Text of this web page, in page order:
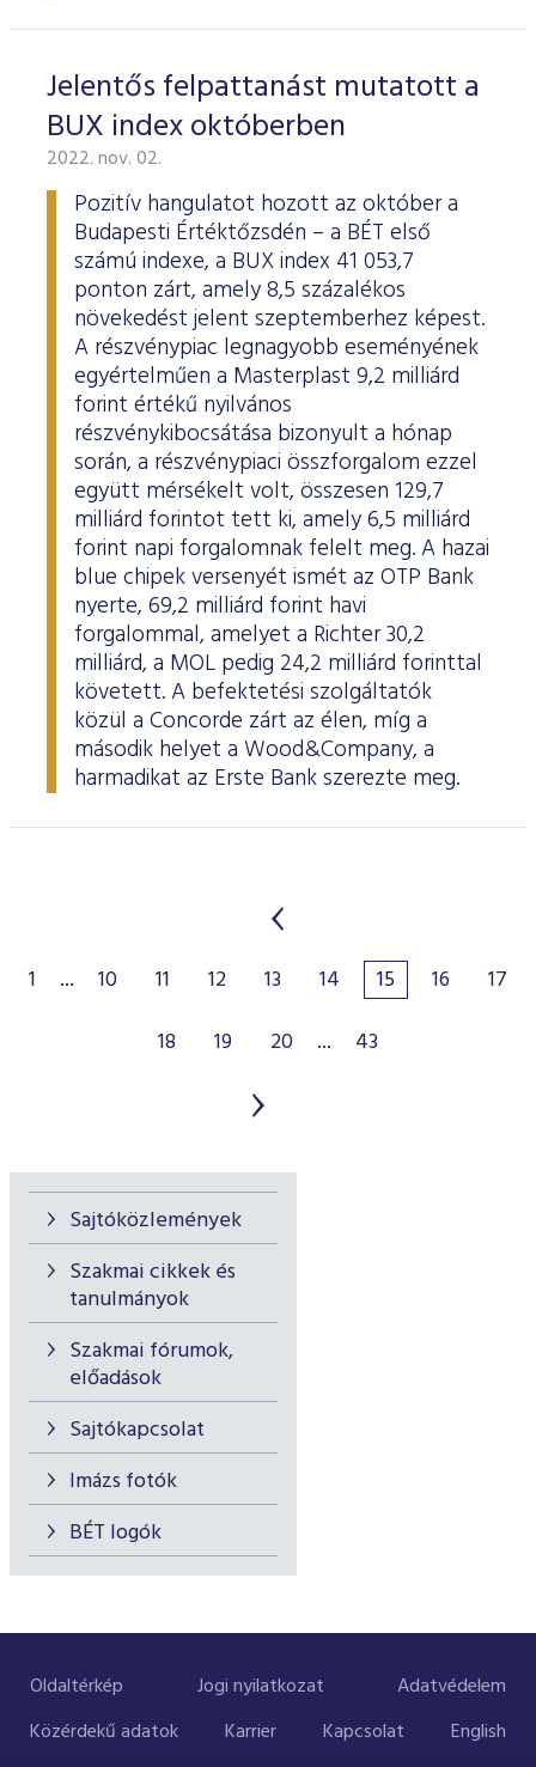
Sajtóközlemények
Szakmai cikkek és
tanulmányok
Szakmai fórumok,
előadások
Sajtókapcsolat
Imázs fotók
BÉT logók
Jelentős felpattanást mutatott a
BUX index októberben
2022. nov. 02.
Pozitív hangulatot hozott az október a
Budapesti Értéktőzsdén – a BÉT első
számú indexe, a BUX index 41 053,7
ponton zárt, amely 8,5 százalékos
növekedést jelent szeptemberhez képest.
A részvénypiac legnagyobb eseményének
egyértelműen a Masterplast 9,2 milliárd
forint értékű nyilvános
részvénykibocsátása bizonyult a hónap
során, a részvénypiaci összforgalom ezzel
együtt mérsékelt volt, összesen 129,7
milliárd forintot tett ki, amely 6,5 milliárd
forint napi forgalomnak felelt meg. A hazai
blue chipek versenyét ismét az OTP Bank
nyerte, 69,2 milliárd forint havi
forgalommal, amelyet a Richter 30,2
milliárd, a MOL pedig 24,2 milliárd forinttal
követett. A befektetési szolgáltatók
közül a Concorde zárt az élen, míg a
második helyet a Wood&Company, a
harmadikat az Erste Bank szerezte meg.
1 ... 10 11 12 13 14 15 16
17
18
19 20 ... 43
Oldaltérkép Jogi nyilatkozat
Adatvédelem
Közérdekű adatok
Karrier Kapcsolat English